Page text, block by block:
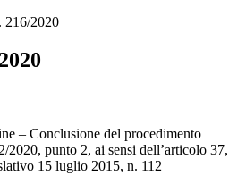
216/2020
– Conclusione del procedimento
2020, punto 2, ai sensi dell’articolo 37,
15 luglio 2015, n. 112